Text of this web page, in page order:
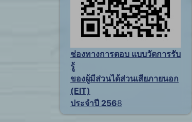
ช่องทางการตอบ แบบวัดการรับ
รู้
ของผู้มีส่วนได้ส่วนเสียภายนอก
(EIT)
ประจำปี 2568